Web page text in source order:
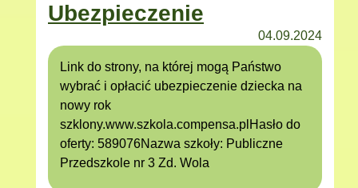
Ubezpieczenie
04.09.2024
Link do strony, na której mogą Państwo
wybrać i opłacić ubezpieczenie dziecka na
nowy rok
szklony.www.szkola.compensa.plHasło do
oferty: 589076Nazwa szkoły: Publiczne
Przedszkole nr 3 Zd. Wola